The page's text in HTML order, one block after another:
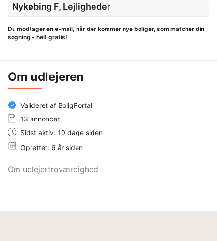
Nykøbing F, Lejligheder
Du modtager en e-mail, når der kommer nye boliger, som matcher din
søgning - helt gratis!
Om udlejeren
Valideret af BoligPortal
13 annoncer
Sidst aktiv: 10 dage siden
Oprettet: 6 år siden
Om udlejertroværdighed